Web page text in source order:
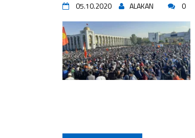
05.10.2020 ALAKAN 0